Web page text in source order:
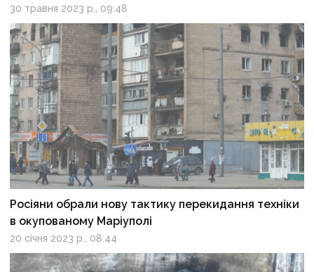
30 травня 2023 р., 09:48
Росіяни обрали нову тактику перекидання техніки
в окупованому Маріуполі
20 січня 2023 р., 08:44